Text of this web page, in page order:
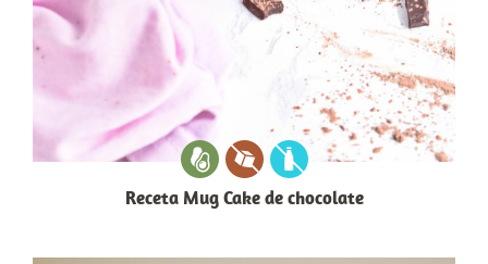
Receta Mug Cake de chocolate